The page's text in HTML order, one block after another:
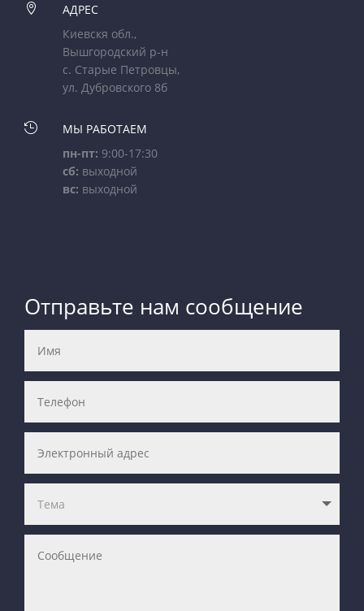

АДРЕС
Киевскя обл.,
Вышгородский р-н
с. Старые Петровцы,
ул. Дубровского 8б

МЫ РАБОТАЕМ
пн-пт: 9:00-17:30
сб: выходной
вс: выходной
Отправьте нам сообщение